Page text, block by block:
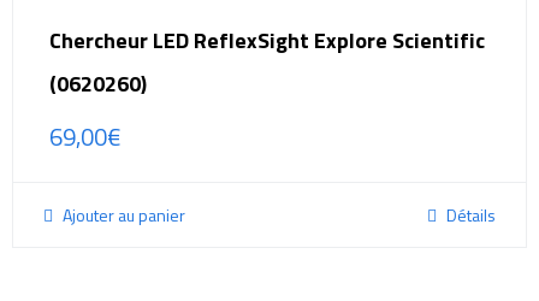
Chercheur LED ReflexSight Explore Scientific
(0620260)
69,00€
Ajouter au panier Détails